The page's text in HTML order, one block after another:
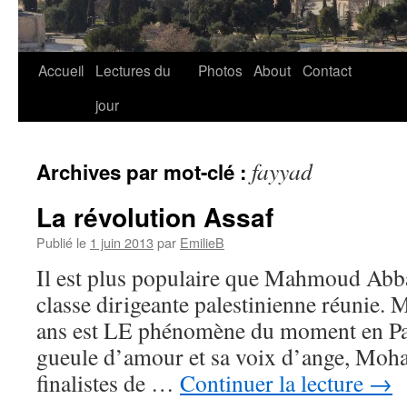
Accueil
Lectures du
jour
Photos About Contact
Archives par mot-clé : fayyad
La révolution Assaf
Publié le 1 juin 2013 par EmilieB
Il est plus populaire que Mahmoud
classe dirigeante palestinienne réunie.
ans est LE phénomène du moment en
gueule d’amour et sa voix d’ange,
finalistes de … Continuer la lecture →